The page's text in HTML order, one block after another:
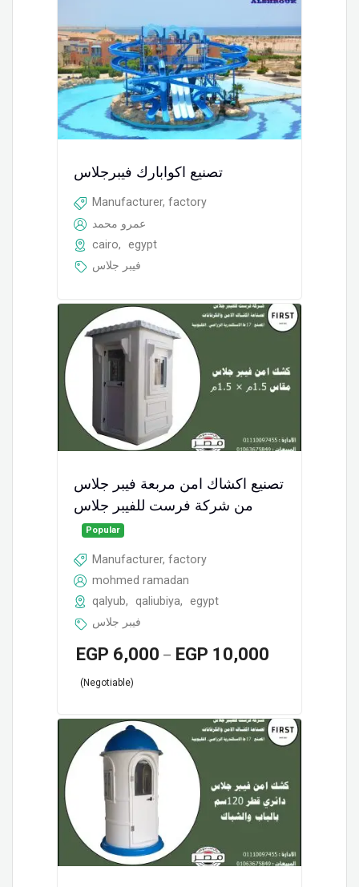
تصنيع اكوابارك فيبرجلاس
Manufacturer, factory
عمرو محمد
cairo,
egypt
فيبر جلاس
تصنيع اكشاك امن مربعة فيبر جلاس
من شركة فرست للفيبر جلاس
Popular
Manufacturer, factory
mohmed ramadan
qalyub, qaliubiya,
egypt
فيبر جلاس
EGP 6,000 – EGP 10,000
(Negotiable)